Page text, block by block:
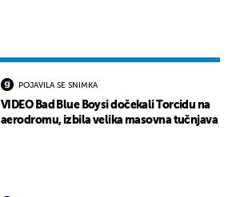
POJAVILA SE SNIMKA
VIDEO Bad Blue Boysi dočekali Torcidu na
aerodromu, izbila velika masovna tučnjava